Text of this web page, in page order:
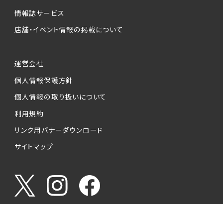
ービスの実施にあたりそれぞれ必要となる項目
を入力いただかない場合は、各々のサービスを
個人情報の第三者への提供について
当社は、以下の提供先に対して個人情報を提供
します。
(1)お客様が求人応募フォームより個人情報を
送信した事業主（広告主）への提供
お客様が求職活動・応募等を行った企業による
うやりとり・情報提供（採否・合否の検討を含み
ます）
情報誌サービス
店舗・イベント情報の掲載について
運営会社
個人情報保護方針
個人情報の取り扱いについて
利用規約
リンク用バナーダウンロード
サイトマップ